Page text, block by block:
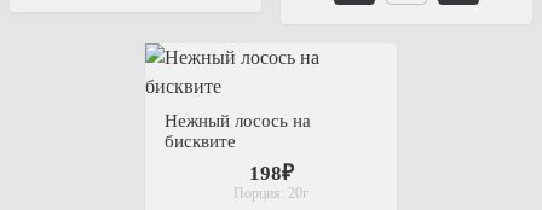
Нежный лосось на
бисквите
198₽
Порция: 20г